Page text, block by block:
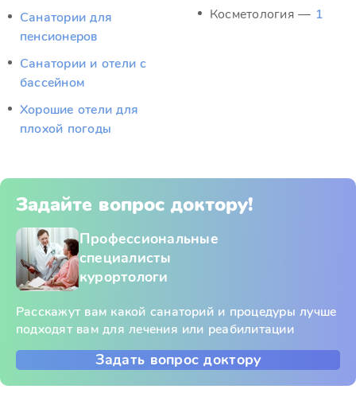
Санатории для
пенсионеров
Санатории и отели с
бассейном
Хорошие отели для
плохой погоды
Косметология — 1
Задайте вопрос доктору!
Профессиональные
специалисты
курортологи
Расскажут вам какой санаторий и процедуры лучше
подходят вам для лечения или реабилитации
Задать вопрос доктору